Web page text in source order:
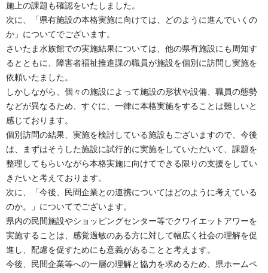
施上の課題も確認をいたしました。
次に、「県有施設の本格実施に向けては、どのように進んでいくの
か」についてでございます。
さいたま水族館での実施結果については、他の県有施設にも周知す
るとともに、障害者福祉推進課の職員が施設を個別に訪問し実施を
依頼いたました。
しかしながら、個々の施設によって施設の形状や設備、職員の態勢
などが異なるため、すぐに、一律に本格実施をすることは難しいと
感じております。
個別訪問の結果、実施を検討している施設もございますので、今後
は、まずはそうした施設に試行的に実施をしていただいて、課題を
整理してもらいながら本格実施に向けてできる限りの支援をしてい
きたいと考えております。
次に、「今後、民間企業との連携についてはどのように考えている
のか。」についてでございます。
県内の民間施設やショッピングセンター等でクワイエットアワーを
実施することは、感覚過敏のある方に対して幅広く社会の理解を促
進し、配慮を促すためにも意義があることと考えます。
今後、民間企業等への一層の理解と協力を求めるため、県ホームペ